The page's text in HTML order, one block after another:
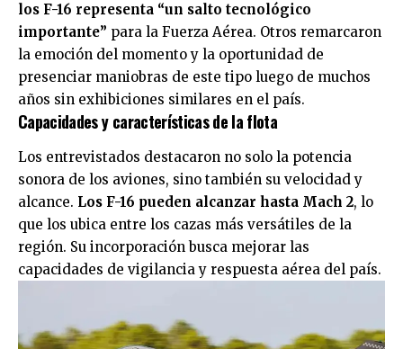
los F-16 representa “un salto tecnológico
importante” para la Fuerza Aérea. Otros remarcaron
la emoción del momento y la oportunidad de
presenciar maniobras de este tipo luego de muchos
años sin exhibiciones similares en el país.
Capacidades y características de la flota
Los entrevistados destacaron no solo la potencia
sonora de los aviones, sino también su velocidad y
alcance. Los F-16 pueden alcanzar hasta Mach 2, lo
que los ubica entre los cazas más versátiles de la
región. Su incorporación busca mejorar las
capacidades de vigilancia y respuesta aérea del país.